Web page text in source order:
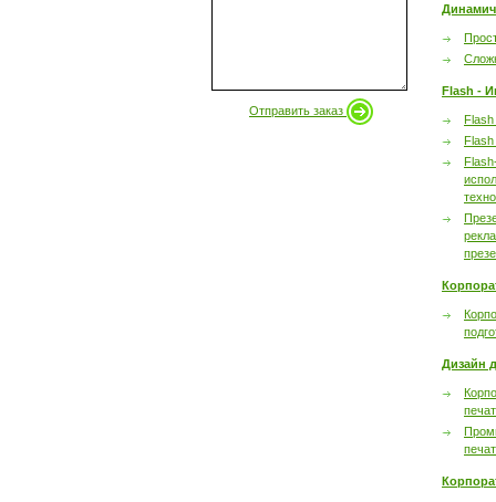
Отправить заказ
Flash -
Flash
Дизайн